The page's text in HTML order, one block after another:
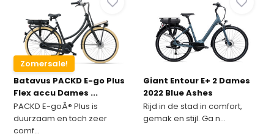
Zomersale!
Batavus PACKD E-go Plus
Flex accu Dames ...
PACKD E-goÂ® Plus is
duurzaam en toch zeer
comf...
Giant Entour E+ 2 Dames
2022 Blue Ashes
Rijd in de stad in comfort,
gemak en stijl. Ga n...